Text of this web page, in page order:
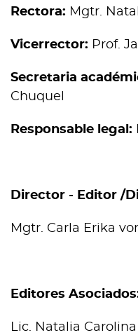
Rectora: Mgtr.
Vicerrector: Prof.
Secretaria
Chuquel
Responsable legal:
Director - Editor /
Mgtr. Carla Erika
Editores
Lic. Natalia